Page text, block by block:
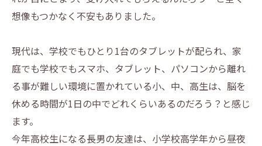
想像もつかなく不安もありました。
現代は、学校でもひとり1台のタブレットが配られ、家
庭でも学校でもスマホ、タブレット、パソコンから離れ
る事が難しい環境に置かれている小、中、高生は、脳を
休める時間が1日の中でどれくらいあるのだろう？と感じ
ます。
今年高校生になる長男の友達は、小学校高学年から昼夜